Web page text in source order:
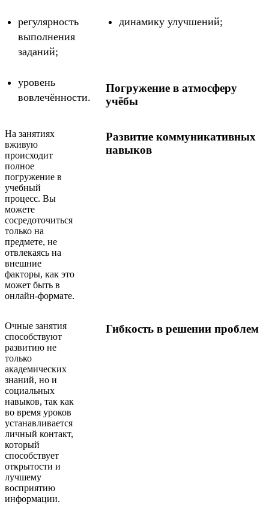
регулярность
выполнения
заданий;
динамику улучшений;
уровень
вовлечённости.
Погружение в атмосферу
учёбы
На занятиях
вживую
происходит
полное
погружение в
учебный
процесс. Вы
можете
сосредоточиться
только на
предмете, не
отвлекаясь на
внешние
факторы, как это
может быть в
онлайн-формате.
Развитие коммуникативных
навыков
Очные занятия
способствуют
развитию не
только
академических
знаний, но и
социальных
навыков, так как
во время уроков
устанавливается
личный контакт,
который
способствует
открытости и
лучшему
восприятию
информации.
Гибкость в решении проблем